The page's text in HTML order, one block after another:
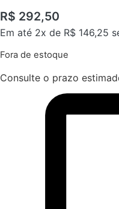
R$ 292,50
Em até 2x de R$ 146,25
Fora de estoque
Consulte o prazo